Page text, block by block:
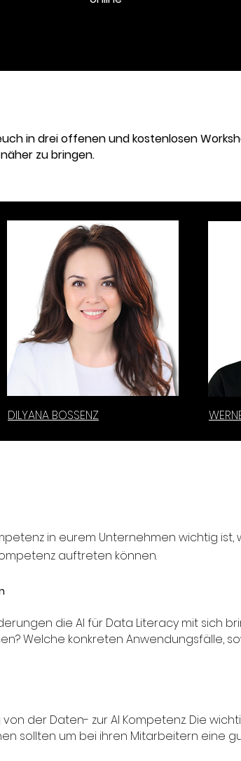
in drei offenen und kostenlosen
zu bringen.
DILYANA BOSSENZ
in eurem Unternehmen wichtig ist,
auftreten können.
die AI für Data Literacy mit sich
Welche konkreten Anwendungsfälle,
der Daten- zur AI Kompetenz. Die
sollten um bei ihren Mitarbeitern eine